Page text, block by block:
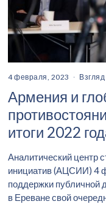
4 февраля, 2023
Армения и
итоги 2022
Аналитический центр
инициатив (АЦСИИ) 4
поддержки публичной
в Ереване свой